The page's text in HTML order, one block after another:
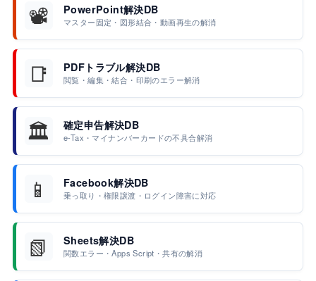
📽️ PowerPoint解決DB
マスター固定・図形結合・動画再生の解消
📑 PDFトラブル解決DB
閲覧・編集・結合・印刷のエラー解消
🏛️ 確定申告解決DB
e-Tax・マイナンバーカードの不具合解消
📱 Facebook解決DB
乗っ取り・権限譲渡・ログイン障害に対応
📗 Sheets解決DB
関数エラー・Apps Script・共有の解消